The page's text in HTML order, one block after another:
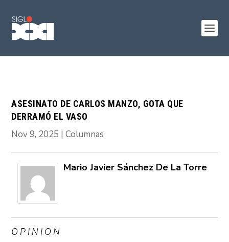
ASESINATO DE CARLOS MANZO, GOTA QUE
DERRAMÓ EL VASO
Nov 9, 2025 |Columnas
Mario Javier Sánchez De La Torre
O P I N I O N